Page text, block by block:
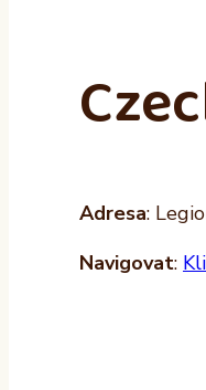
Adresa:
Navigovat: